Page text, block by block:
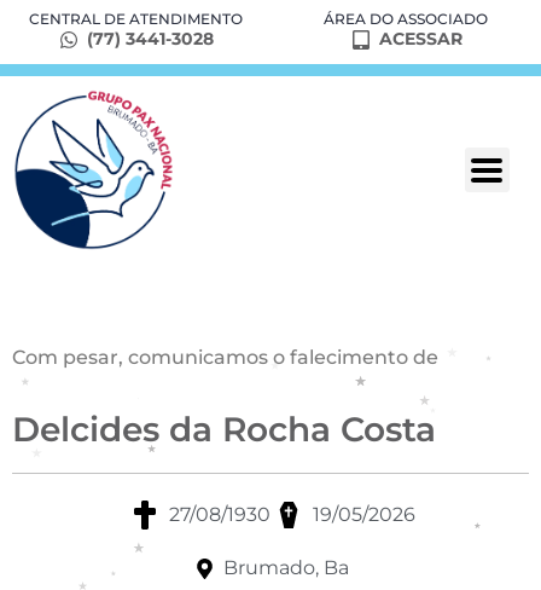
CENTRAL DE ATENDIMENTO
(77) 3441-3028
ÁREA DO ASSOCIADO
ACESSAR
Com pesar, comunicamos o falecimento de
Delcides da Rocha Costa
27/08/1930 19/05/2026
Brumado, Ba